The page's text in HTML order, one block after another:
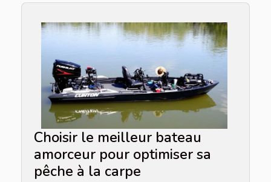
Choisir le meilleur bateau
amorceur pour optimiser sa
pêche à la carpe